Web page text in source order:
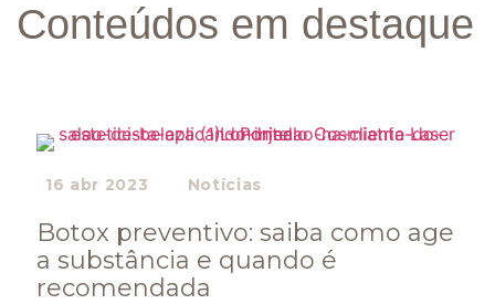
Conteúdos em destaque
16 abr 2023 Notícias
Botox preventivo: saiba como age
a substância e quando é
recomendada